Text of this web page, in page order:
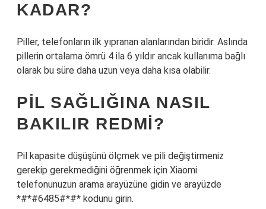
KADAR?
Piller, telefonların ilk yıpranan alanlarından biridir. Aslında
pillerin ortalama ömrü 4 ila 6 yıldır ancak kullanıma bağlı
olarak bu süre daha uzun veya daha kısa olabilir.
PIL SAĞLIĞINA NASIL
BAKILIR REDMI?
Pil kapasite düşüşünü ölçmek ve pili değiştirmeniz
gerekip gerekmediğini öğrenmek için Xiaomi
telefonunuzun arama arayüzüne gidin ve arayüzde
*#*#6485#*#* kodunu girin.